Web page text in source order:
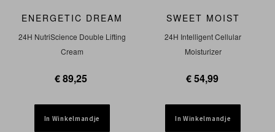
ENERGETIC DREAM
24H NutriScience Double Lifting
Cream
€ 89,25
In Winkelmandje
SWEET MOIST
24H Intelligent Cellular
Moisturizer
€ 54,99
In Winkelmandje